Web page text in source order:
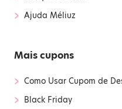
› Ajuda Méliuz
Mais cupons
› Como Usar Cupom de
› Black Friday